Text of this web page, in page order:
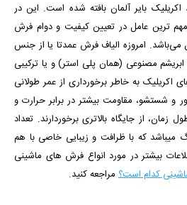
الیاف 100 درصد اکریلیک بایر آلمان بافته شده است. این در
ترین عامل در تعیین کیفیت و دوام فرش
می‌باشد. امروزه الیاف فرش عمدتا یا از جنس
مصنوعی (همان پلی استر) و یا ترکیبی
اکریلیک به خاطر برخورداری از عمر طولانی
و شستشو، مقاومت بیشتر در برابر حرارت و
از جایگاه بالاتری برخوردارند. تعداد
به کار رفته در آن 8 رنگ می­باشد که با ظرافت و زیبایی خاصی با هم
بیشتر در مورد انواع فرش های ماشینی
کدام است؟ مراجعه کنید.